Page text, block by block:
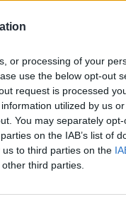
or processing of your
use the below opt-out
request is processed
utilized by us
You may separately
on the IAB’s list of
to third parties on the
third parties.
gauta dėl
pažeidimų.
Visi įrašai